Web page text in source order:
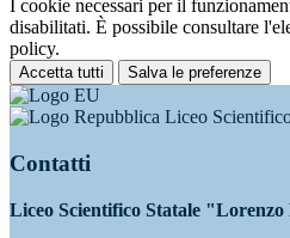
I cookie necessari per il
disabilitati. È possibile consultare
policy.
Accetta tutti Salva le preferenze
Liceo
Contatti
Liceo Scientifico Statale "Lorenzo